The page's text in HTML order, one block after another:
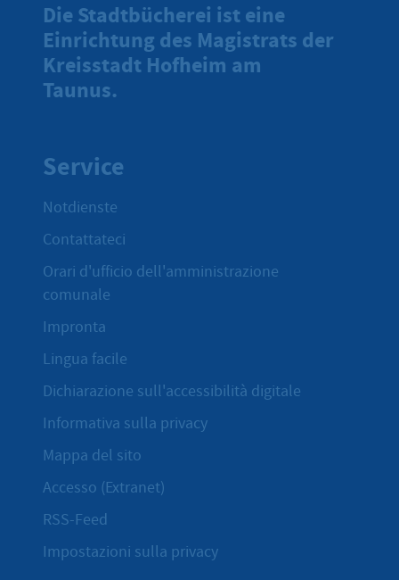
Die Stadtbücherei ist eine
Einrichtung des Magistrats der
Kreisstadt Hofheim am
Taunus.
Service
Notdienste
Contattateci
Orari d'ufficio dell'amministrazione
comunale
Impronta
Lingua facile
Dichiarazione sull'accessibilità digitale
Informativa sulla privacy
Mappa del sito
Accesso (Extranet)
RSS-Feed
Impostazioni sulla privacy